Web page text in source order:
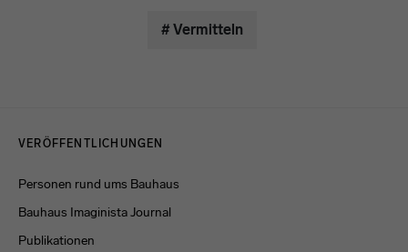
# Vermitteln
VERÖFFENTLICHUNGEN
Personen rund ums Bauhaus
Bauhaus Imaginista Journal
Publikationen